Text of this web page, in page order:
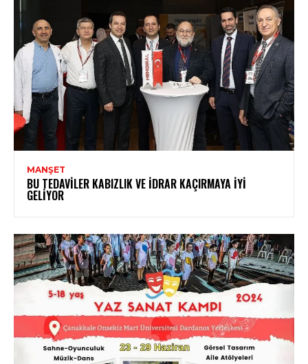
MANŞET
BU TEDAVILER KABIZLIK VE İDRAR KAÇIRMAYA İYI
GELIYOR